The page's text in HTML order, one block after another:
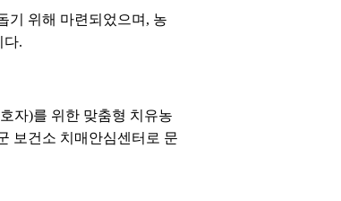
기 위해 마련되었으며, 농
다.
자)를 위한 맞춤형 치유농
보건소 치매안심센터로 문